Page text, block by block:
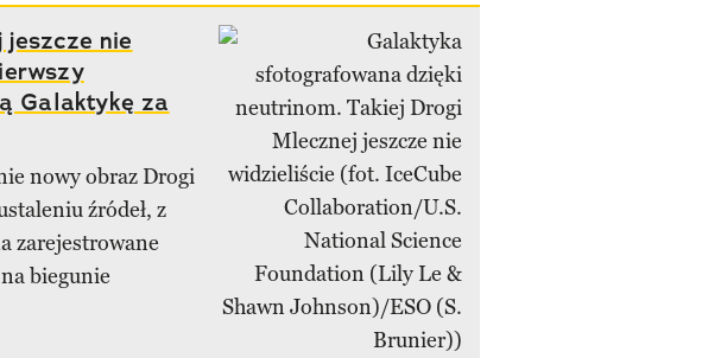
nie
Galaktykę za
nowy obraz Drogi
źródeł, z
zarejestrowane
biegunie